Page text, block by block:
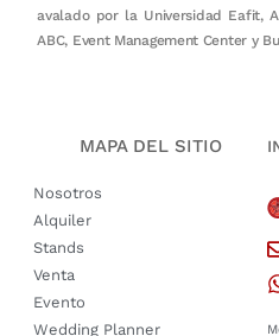
avalado por la Universidad Eafit,
ABC, Event Management Center y
MAPA DEL SITIO
Nosotros
Alquiler
Stands
Venta
Evento
Wedding Planner